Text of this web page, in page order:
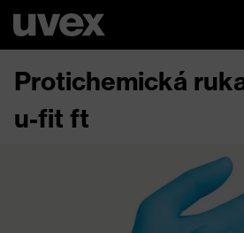
Protichemická
u-fit ft